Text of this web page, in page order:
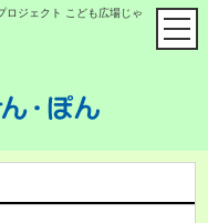
ロジェクト こども広場じゃ